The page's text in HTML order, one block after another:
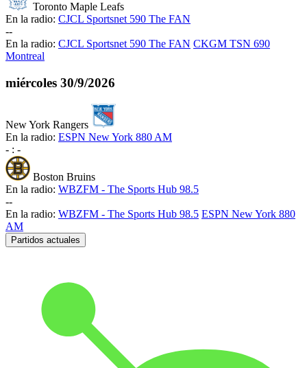
Toronto Maple Leafs
En la radio: CJCL Sportsnet 590 The FAN
--
En la radio: CJCL Sportsnet 590 The FAN CKGM TSN 690
Montreal
miércoles 30/9/2026
New York Rangers
En la radio: ESPN New York 880 AM
- : -
Boston Bruins
En la radio: WBZFM - The Sports Hub 98.5
--
En la radio: WBZFM - The Sports Hub 98.5 ESPN New York 880
AM
Partidos actuales